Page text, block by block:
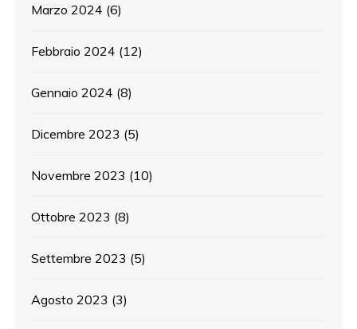
Marzo 2024 (6)
Febbraio 2024 (12)
Gennaio 2024 (8)
Dicembre 2023 (5)
Novembre 2023 (10)
Ottobre 2023 (8)
Settembre 2023 (5)
Agosto 2023 (3)